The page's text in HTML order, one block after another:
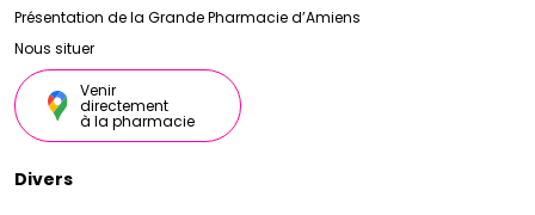
Présentation de la Grande Pharmacie d’Amiens
Nous situer
Venir
directement
à la pharmacie
Divers